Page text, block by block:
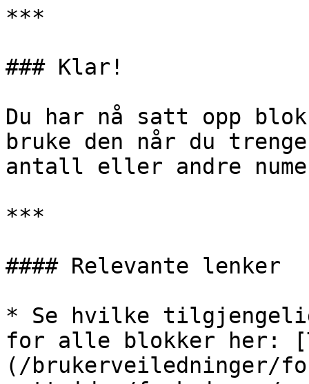
***
### Klar!
Du har nå satt opp
bruke den når du
antall eller andre
***
#### Relevante lenker
* Se hvilke
for alle blokker her:
(/brukerveiledninger/